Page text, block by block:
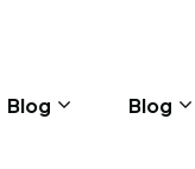
Blog Blog